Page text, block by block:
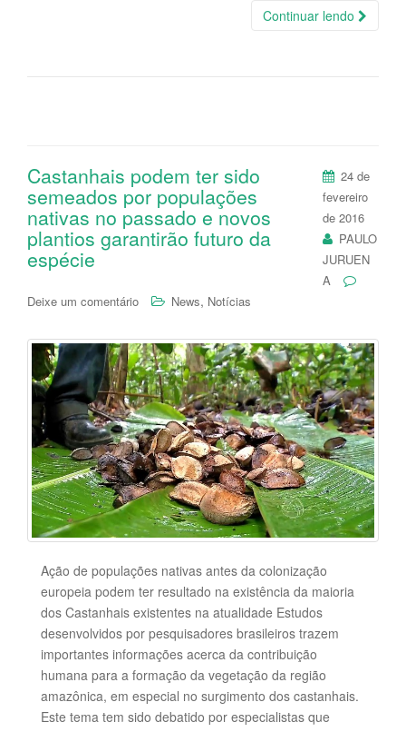
Continuar lendo
Castanhais podem ter sido
semeados por populações
nativas no passado e novos
plantios garantirão futuro da
espécie
24 de
fevereiro
de 2016
PAULO
JURUEN
A
Deixe um comentário
News, Notícias
Ação de populações nativas antes da colonização
europeia podem ter resultado na existência da maioria
dos Castanhais existentes na atualidade Estudos
desenvolvidos por pesquisadores brasileiros trazem
importantes informações acerca da contribuição
humana para a formação da vegetação da região
amazônica, em especial no surgimento dos castanhais.
Este tema tem sido debatido por especialistas que